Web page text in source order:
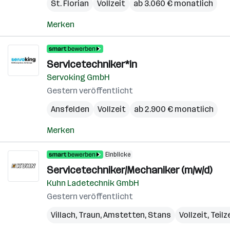
St. Florian Vollzeit ab 3.060 € monatlich
Merken
Servicetechniker*in
Servoking GmbH
Gestern veröffentlicht
Ansfelden
Vollzeit ab 2.900 € monatlich
Merken
Einblicke
Servicetechniker/Mechaniker (m/w/d)
Kuhn Ladetechnik GmbH
Gestern veröffentlicht
Villach, Traun,Amstetten, Stans Vollzeit,